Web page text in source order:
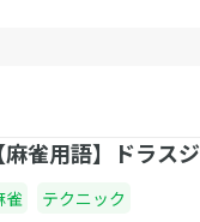
【麻雀用語】ドラスジ
雀 テクニック